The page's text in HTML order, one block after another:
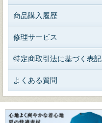
商品購入履歴
修理サービス
特定商取引法に基づく表記
よくある質問